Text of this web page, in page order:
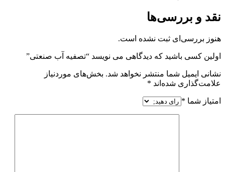
نقد و بررسی‌ها
هنوز بررسی‌ای ثبت نشده است.
اولین کسی باشید که دیدگاهی می نویسد “تصفیه آب صنعتی”
نشانی ایمیل شما منتشر نخواهد شد. بخش‌های موردنیاز
علامت‌گذاری شده‌اند *
امتیاز شما *